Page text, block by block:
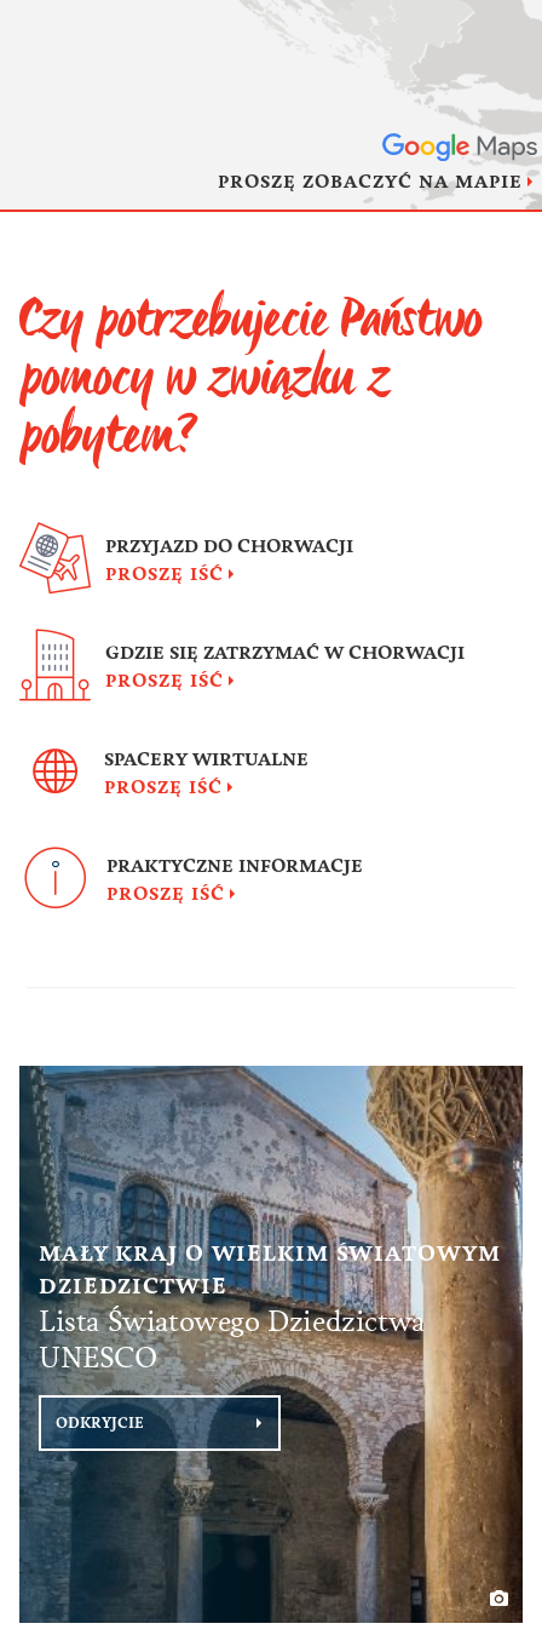
PROSZĘ ZOBACZYĆ NA MAPIE
Czy potrzebujecie Państwo
pomocy w związku z
pobytem?
PRZYJAZD DO CHORWACJI
PROSZĘ IŚĆ
GDZIE SIĘ ZATRZYMAĆ W CHORWACJI
PROSZĘ IŚĆ
SPACERY WIRTUALNE
PROSZĘ IŚĆ
PRAKTYCZNE INFORMACJE
PROSZĘ IŚĆ
MAŁY KRAJ O WIELKIM ŚWIATOWYM
DZIEDZICTWIE
Lista Światowego Dziedzictwa
UNESCO
ODKRYJCIE